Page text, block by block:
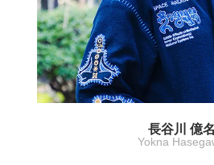
長谷川 億名
Yokna